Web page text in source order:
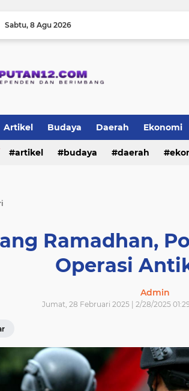
Sabtu 8 Agu 2026
Artikel Budaya Daerah Ekonomi
Politik TNI-Polri sosial
artikel budaya daerah
Ramadhan,
Operasi
Admin
Jumat, 28 Februari 2025 | 2/28/2025